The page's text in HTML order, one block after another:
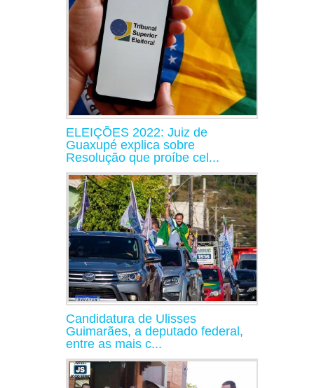
ELEIÇÕES 2022: Juiz de
Guaxupé explica sobre
Resolução que proíbe cel...
Candidatura de Ulisses
Guimarães, a deputado federal,
entre as mais c...